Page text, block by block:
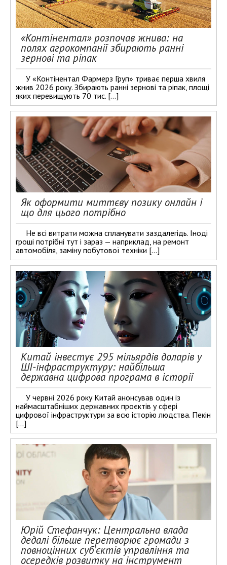
«Контінентал» розпочав жнива: на
полях агрокомпанії збирають ранні
зернові та ріпак
У «Контінентал Фармерз Груп» триває перша хвиля
жнив 2026 року. Збирають ранні зернові та ріпак, площі
яких перевищують 70 тис. […]
Як оформити миттєву позику онлайн і
що для цього потрібно
Не всі витрати можна спланувати заздалегідь. Іноді
гроші потрібні тут і зараз — наприклад, на ремонт
автомобіля, заміну побутової техніки […]
Китай інвестує 295 мільярдів доларів у
ШІ-інфраструктуру: найбільша
державна цифрова програма в історії
У червні 2026 року Китай анонсував один із
наймасштабніших державних проєктів у сфері
цифрової інфраструктури за всю історію людства. Пекін
[…]
Юрій Стефанчук: Центральна влада
дедалі більше перетворює громади з
повноцінних суб’єктів управління та
осередків розвитку на інструмент